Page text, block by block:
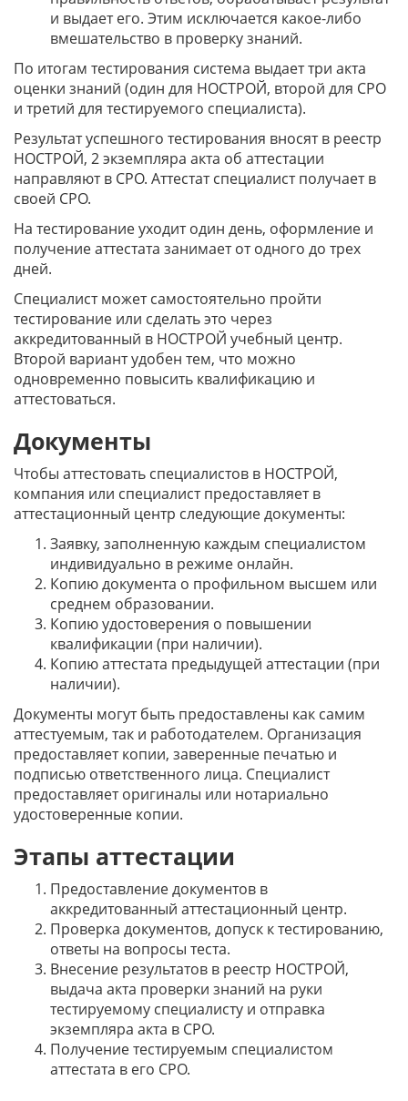
и выдает его. Этим исключается какое-либо
вмешательство в проверку знаний.
По итогам тестирования система выдает три акта
оценки знаний (один для НОСТРОЙ, второй для СРО
и третий для тестируемого специалиста).
Результат успешного тестирования вносят в реестр
НОСТРОЙ, 2 экземпляра акта об аттестации
направляют в СРО. Аттестат специалист получает в
своей СРО.
На тестирование уходит один день, оформление и
получение аттестата занимает от одного до трех
дней.
Специалист может самостоятельно пройти
тестирование или сделать это через
аккредитованный в НОСТРОЙ учебный центр.
Второй вариант удобен тем, что можно
одновременно повысить квалификацию и
аттестоваться.
Документы
Чтобы аттестовать специалистов в НОСТРОЙ,
компания или специалист предоставляет в
аттестационный центр следующие документы:
Заявку, заполненную каждым специалистом
индивидуально в режиме онлайн.
Копию документа о профильном высшем или
среднем образовании.
Копию удостоверения о повышении
квалификации (при наличии).
Копию аттестата предыдущей аттестации (при
наличии).
Документы могут быть предоставлены как самим
аттестуемым, так и работодателем. Организация
предоставляет копии, заверенные печатью и
подписью ответственного лица. Специалист
предоставляет оригиналы или нотариально
удостоверенные копии.
Этапы аттестации
Предоставление документов в
аккредитованный аттестационный центр.
Проверка документов, допуск к тестированию,
ответы на вопросы теста.
Внесение результатов в реестр НОСТРОЙ,
выдача акта проверки знаний на руки
тестируемому специалисту и отправка
экземпляра акта в СРО.
Получение тестируемым специалистом
аттестата в его СРО.